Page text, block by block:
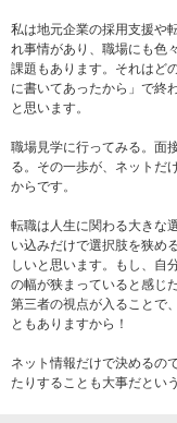
私は地元企業の採用支援や
れ事情があり、職場にも色
課題もあります。それはど
に書いてあったから」で終
と思います。
職場見学に行ってみる。面
る。その一歩が、ネットだ
からです。
転職は人生に関わる大きな
い込みだけで選択肢を狭め
しいと思います。もし、自
の幅が狭まっていると感じ
第三者の視点が入ることで
ともありますから！
ネット情報だけで決めるの
たりすることも大事だとい